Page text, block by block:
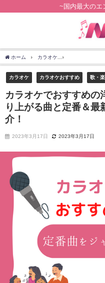
~国内最大のエ
ホーム カラオケ
カラオケ カラオケおすすめ 歌・
カラオケでおすすめの
り上がる曲と定番＆最
介！
2023年3月17日 2023年3月17日